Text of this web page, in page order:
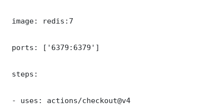
image: redis:7
ports: ['6379:6379']
steps:
- uses: actions/checkout@v4